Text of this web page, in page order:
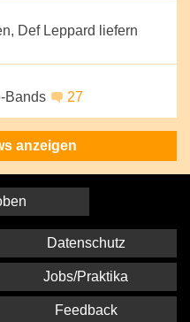
Def Leppard liefern
Bands
27
anzeigen
Datenschutz
Jobs/Praktika
Feedback